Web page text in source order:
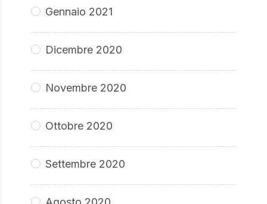
Gennaio 2021
Dicembre 2020
Novembre 2020
Ottobre 2020
Settembre 2020